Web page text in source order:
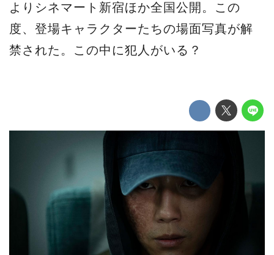
よりシネマート新宿ほか全国公開。この
度、登場キャラクターたちの場面写真が解
禁された。この中に犯人がいる？